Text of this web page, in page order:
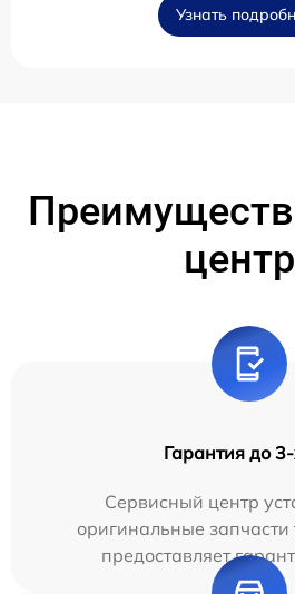
Узнать
Гарантия до
Сервисный центр
оригинальные запчасти
предоставляет